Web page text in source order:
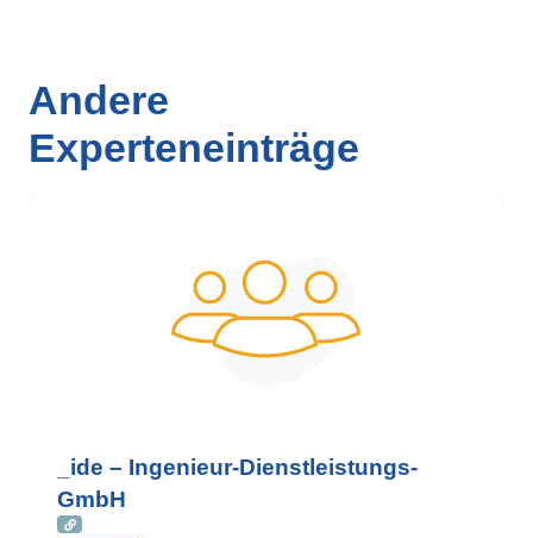
Andere
Experteneinträge
_ide – Ingenieur-Dienstleistungs-
GmbH